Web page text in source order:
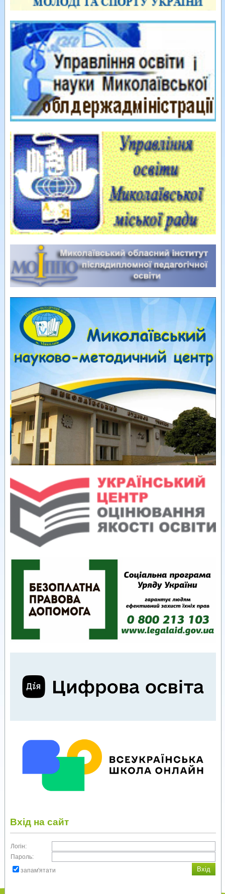
Вхід на сайт
Логін:
Пароль:
запам'ятати